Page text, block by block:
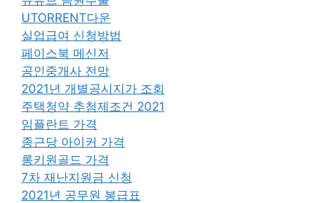
UTORRENT다운
실업급여 신청방법
페이스북 메신저
공인중개사 전망
2021년 개별공시지가 조회
주택청약 추첨제조건 2021
임플란트 가격
종근당 아이커 가격
롱키원골드 가격
7차 재난지원금 신청
2021년 공무원 봉급표